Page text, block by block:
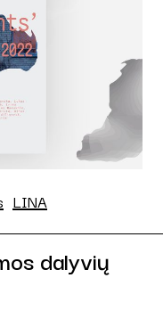
LINA
dalyvių